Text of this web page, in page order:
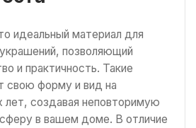
идеальный материал для
позволяющий
и практичность. Такие
свою форму и вид на
лет, создавая неповторимую
в вашем доме. В отличие